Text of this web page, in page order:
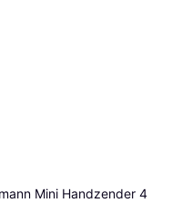
Mini Handzender 4